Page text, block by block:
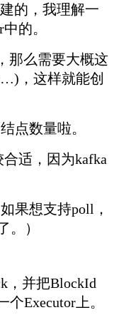
的，我理解一
的。
那么需要大概这
，这样就能创
点数量啦。
适，因为kafka
果想支持poll，
。）
，并把BlockId
Executor上。